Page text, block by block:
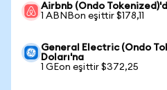
Airbnb (Ondo
1 ABNBon eşittir $178,11
General Electric (Ondo
Doları'na
1 GEon eşittir $372,25